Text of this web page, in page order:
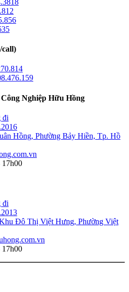
Nghiệp Hữu Hồng
đi
Hồng, Phường Bảy Hiền, Tp. Hồ
17h00
đi
Đô Thị Việt Hưng, Phường Việt
17h00